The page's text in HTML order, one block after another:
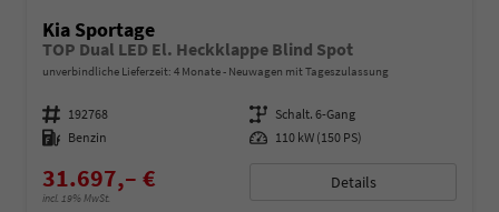
Kia Sportage
TOP Dual LED El. Heckklappe Blind Spot
unverbindliche Lieferzeit: 4 Monate Neuwagen mit Tageszulassung
Fahrzeugnummer 192768 Getriebe Schalt. 6-Gang
Kraftstoff Benzin Leistung 110 kW (150 PS)
31.697,– €
incl. 19% MwSt.
Details